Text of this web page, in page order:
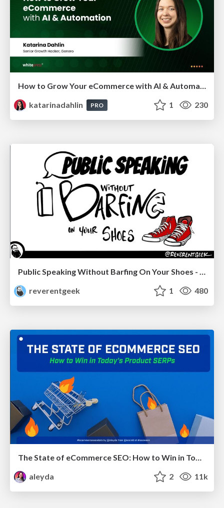
katarinadahlin
PRO 1 230
Public Speaking Without Barfing On Your Shoes - THAT 2023
reverentgeek
1 480
The State of eCommerce SEO: How to Win in Today's Products SERPs - #SEOweek
aleyda
2 11k